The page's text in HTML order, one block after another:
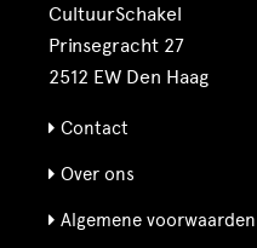
CultuurSchakel
Prinsegracht 27
2512 EW Den Haag
Contact
Over ons
Algemene voorwaarden